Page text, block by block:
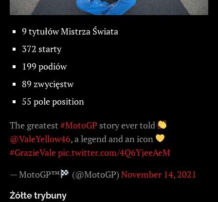
9 tytułów Mistrza Świata
372 starty
199 podiów
89 zwycięstw
55 pole position
The greatest #MotoGP story ever told
@ValeYellow46, a legend and an icon
#GrazieValepic.twitter.com/4Q6YjeeAeM
— MotoGP™
(@MotoGP) November 14, 2021
Żółte trybuny